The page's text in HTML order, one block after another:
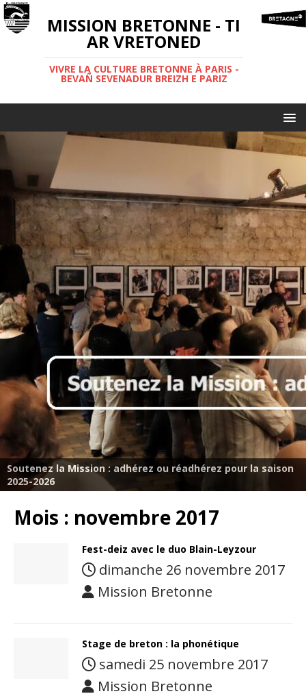
MISSION BRETONNE - TI
AR VRETONED
VIVRE LA CULTURE BRETONNE À PARIS -
BEVAÑ SEVENADUR BREIZH E PARIZ
Soutenez la Mission : adhérez ou réadhérez pour la saison
2025-2026
Mois : novembre 2017
Fest-deiz avec le duo Blain-Leyzour
dimanche 26 novembre 2017
Mission Bretonne
Stage de breton : la phonétique
samedi 25 novembre 2017
Mission Bretonne